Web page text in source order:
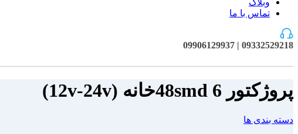
وبلاگ
تماس با ما
09332529218 | 09906129937
پروژکتور 48smd 6خانه (12v-24v)
دسته بندی ها